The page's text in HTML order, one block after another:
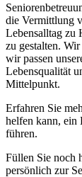
die Vermittlung
Lebensalltag zu
zu gestalten.
wir passen
Lebensqualität
Mittelpunkt.
Erfahren Sie
helfen kann, ein
führen.
Füllen Sie noch
persönlich zur